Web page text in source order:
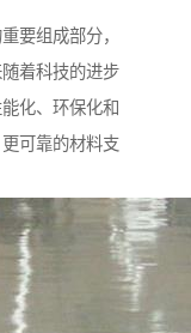
要组成部分，
着科技的进步
化、环保化和
可靠的材料支